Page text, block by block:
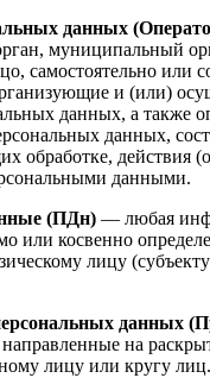
данных
муниципальный
самостоятельно или
и (или)
данных, а также
данных,
обработке, действия
данными.
(ПДн) — любая
или косвенно
лицу
данных
на
лицу или кругу лиц.